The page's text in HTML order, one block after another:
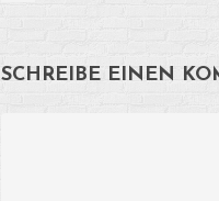
SCHREIBE EINEN